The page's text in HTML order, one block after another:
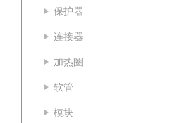
保护器
连接器
加热圈
软管
模块